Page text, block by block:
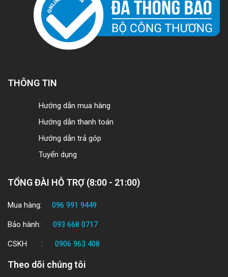
THÔNG TIN
Hướng dẫn mua hàng
Hướng dẫn thanh toán
Hướng dẫn trả góp
Tuyển dụng
TỔNG ĐÀI HỖ TRỢ (8:00 - 21:00)
Mua hàng: 096 991 9449
Bảo hành: 093 668 0717
CSKH : 0906 963 408
Theo dõi chúng tôi